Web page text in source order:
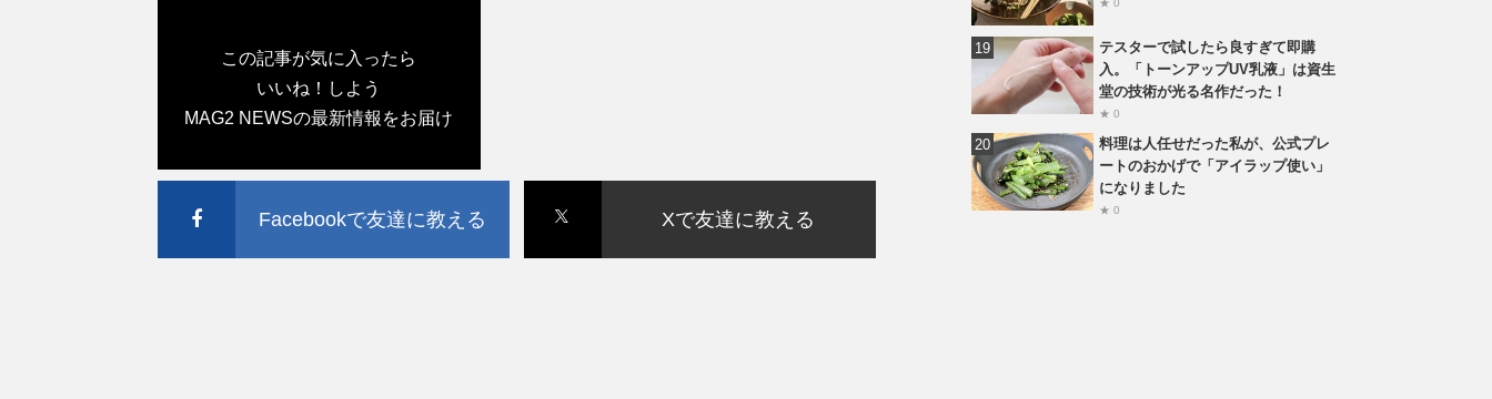
この記事が気に入ったら
いいね！しよう
MAG2 NEWSの最新情報をお届け
Facebookで友達に教える Xで友達に教える
★ 0
テスターで試したら良すぎて即購
入。「トーンアップUV乳液」は資生
堂の技術が光る名作だった！
★ 0
料理は人任せだった私が、公式プレ
ートのおかげで「アイラップ使い」
になりました
★ 0